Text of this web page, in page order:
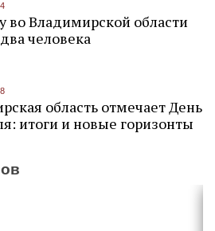
во Владимирской области
человека
область отмечает День
итоги и новые горизонты